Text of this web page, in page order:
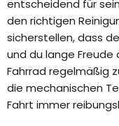
entscheidend für
den richtigen
sicherstellen, dass
und du lange Freude
Fahrrad regelmäßig
die mechanischen
Fahrt immer